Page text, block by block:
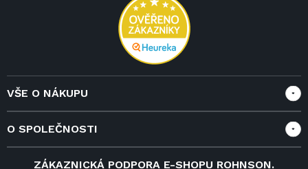
VŠE O NÁKUPU
Doprava a služby
O SPOLEČNOSTI
ZÁKAZNICKÁ PODPORA E-SHOPU ROHNSON.